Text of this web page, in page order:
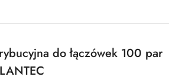
do łączówek 100 par